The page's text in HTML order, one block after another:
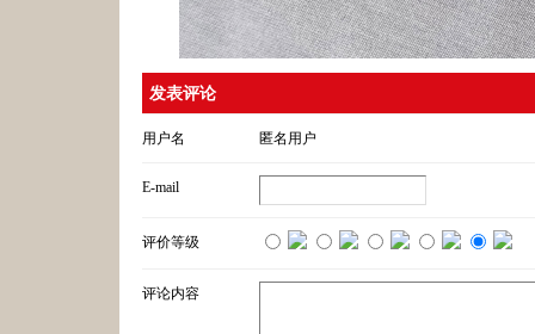
发表评论
用户名 匿名用户
E-mail
评价等级
评论内容